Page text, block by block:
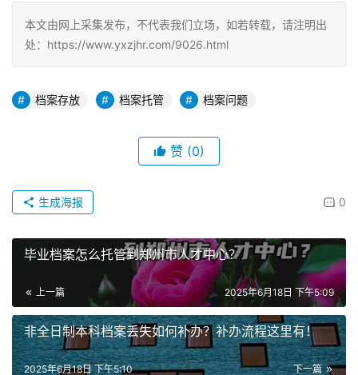
本文由网上采集发布，不代表我们立场，如若转载，请注明出
处：https://www.yxzjhr.com/9026.html
档案存放 档案托管 档案问题
赞 (0)
0
生成海报
毕业档案怎么托管到郑州市人才中心？
上一篇 2025年6月18日 下午5:09
非全日制本科档案丢失如何补办？补办流程这里有！
下一篇
2025年6月18日 下午5:10